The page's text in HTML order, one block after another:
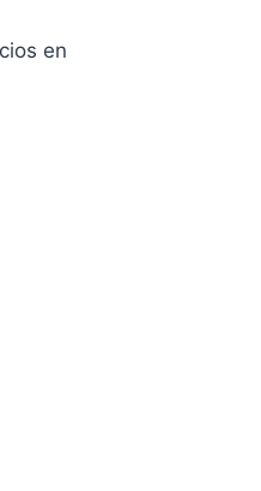
en